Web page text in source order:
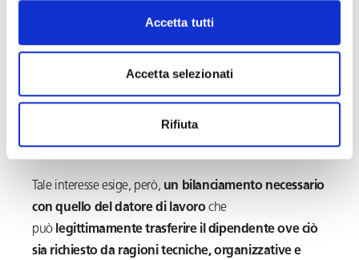
Accetta tutti
Accetta selezionati
Rifiuta
centralità del ruolo della famiglia
strumento di sviluppo della personalità, la tutela della
persona con disabilità si realizza anche attraverso la
regolamentazione del contratto di lavoro in cui è parte il
familiare del soggetto tutelato (Cass. 24015/2017).
Tale interesse esige, però, un bilanciamento necessario
con quello del datore di lavoroche
può legittimamente trasferire il dipendente ove ciò
sia richiesto da ragioni tecniche, organizzative e